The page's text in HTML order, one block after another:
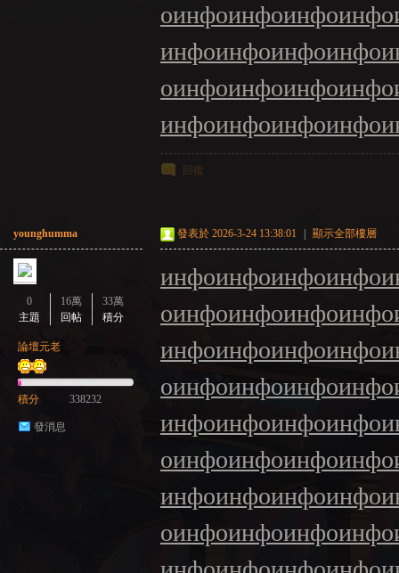
оинфоинфоинфоинфо
инфоинфоинфоинфо
оинфоинфоинфоинфо
инфоинфоинфоинфо
回復
younghumma
0
主題
16萬
回帖
33萬
積分
論壇元老
積分 338232
發消息
發表於 2026-3-24 13:38:01 顯示全部樓層
инфоинфоинфоинфо
оинфоинфоинфоинфо
инфоинфоинфоинфо
оинфоинфоинфоинфо
инфоинфоинфоинфо
оинфоинфоинфоинфо
инфоинфоинфоинфо
оинфоинфоинфоинфо